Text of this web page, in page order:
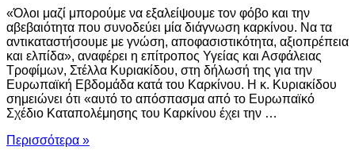
«Όλοι μαζί μπορούμε να εξαλείψουμε τον φόβο και την
αβεβαιότητα που συνοδεύει μία διάγνωση καρκίνου. Να τα
αντικαταστήσουμε με γνώση, αποφασιστικότητα, αξιοπρέπεια
και ελπίδα», αναφέρει η επίτροπος Υγείας και Ασφάλειας
Τροφίμων, Στέλλα Κυριακίδου, στη δήλωσή της για την
Ευρωπαϊκή Εβδομάδα κατά του Καρκίνου. Η κ. Κυριακίδου
σημειώνει ότι «αυτό το απόσπασμα από το Ευρωπαϊκό
Σχέδιο Καταπολέμησης του Καρκίνου έχει την …
Περισσότερα »